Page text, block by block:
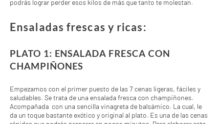
podrás lograr perder esos kilos de más que tanto te molestan.
Ensaladas frescas y ricas:
PLATO 1: ENSALADA FRESCA CON
CHAMPIÑONES
Empezamos con el primer puesto de las 7 cenas ligeras, fáciles y
saludables. Se trata de una ensalada fresca con champiñones.
Acompañada con una sencilla vinagreta de balsámico. La cual, le
da un toque bastante exótico y original al plato. Es una de las cenas